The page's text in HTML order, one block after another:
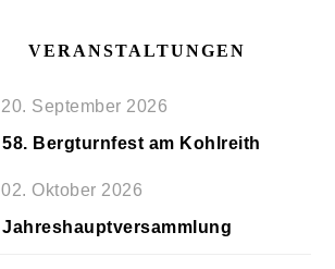
VERANSTALTUNGEN
20. September 2026
58. Bergturnfest am Kohlreith
02. Oktober 2026
Jahreshauptversammlung